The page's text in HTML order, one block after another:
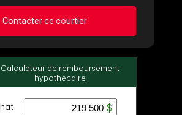
Contacter ce courtier
des infos sur cette inscription